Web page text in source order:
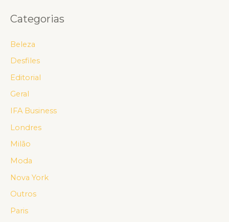
Categorias
Beleza
Desfiles
Editorial
Geral
IFA Business
Londres
Milão
Moda
Nova York
Outros
Paris